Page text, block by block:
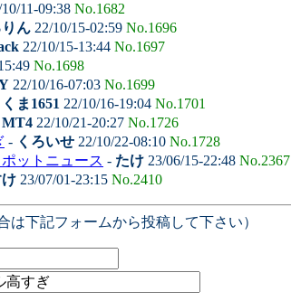
11-09:38 No.1682
ん 22/10/15-02:59 No.1696
22/10/15-13:44 No.1697
No.1698
22/10/16-07:03 No.1699
くま1651 22/10/16-19:04 No.1701
MT4 22/10/21-20:27 No.1726
- くろいせ 22/10/22-08:10 No.1728
ットニュース - たけ 23/06/15-22:48 No.2367
23/07/01-23:15 No.2410
は下記フォームから投稿して下さい）